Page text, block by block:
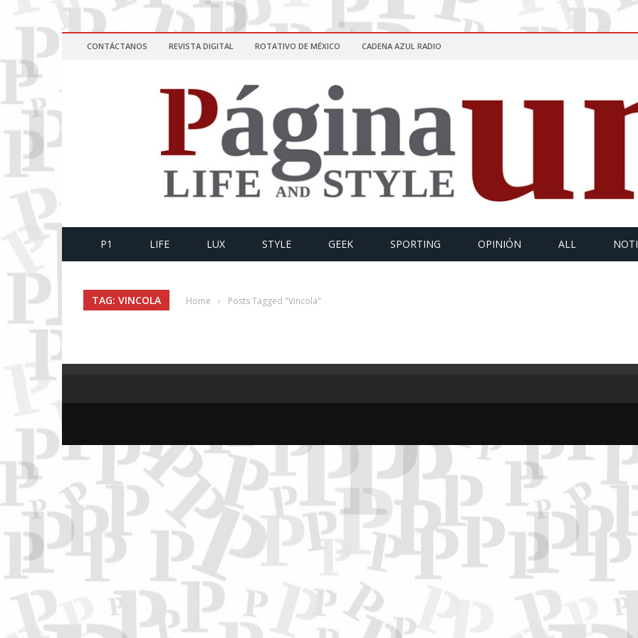
CONTÁCTANOS REVISTA DIGITAL ROTATIVO DE MÉXICO CADENA AZUL RADIO
P1 LIFE LUX STYLE GEEK SPORTING OPINIÓN ALL
TAG: VINCOLA Home › Posts Tagged "Vincola"